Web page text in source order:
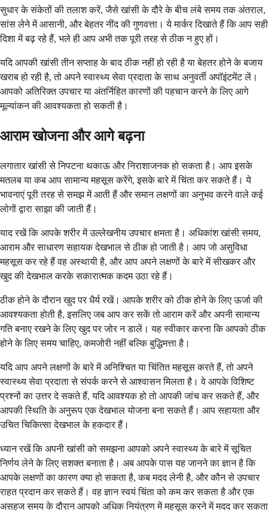
सुधार के संकेतों की तलाश करें, जैसे खांसी के दौरे के बीच लंबे समय तक अंतराल,
सांस लेने में आसानी, और बेहतर नींद की गुणवत्ता। ये मार्कर दिखाते हैं कि आप सही
दिशा में बढ़ रहे हैं, भले ही आप अभी तक पूरी तरह से ठीक न हुए हों।
यदि आपकी खांसी तीन सप्ताह के बाद ठीक नहीं हो रही है या बेहतर होने के बजाय
खराब हो रही है, तो अपने स्वास्थ्य सेवा प्रदाता के साथ अनुवर्ती अपॉइंटमेंट लें।
आपको अतिरिक्त उपचार या अंतर्निहित कारणों की पहचान करने के लिए आगे
मूल्यांकन की आवश्यकता हो सकती है।
आराम खोजना और आगे बढ़ना
लगातार खांसी से निपटना थकाऊ और निराशाजनक हो सकता है। आप इसके
मतलब या कब आप सामान्य महसूस करेंगे, इसके बारे में चिंता कर सकते हैं। ये
भावनाएं पूरी तरह से समझ में आती हैं और समान लक्षणों का अनुभव करने वाले कई
लोगों द्वारा साझा की जाती हैं।
याद रखें कि आपके शरीर में उल्लेखनीय उपचार क्षमता है। अधिकांश खांसी समय,
आराम और साधारण सहायक देखभाल से ठीक हो जाती है। आप जो असुविधा
महसूस कर रहे हैं वह अस्थायी है, और आप अपने लक्षणों के बारे में सीखकर और
खुद की देखभाल करके सकारात्मक कदम उठा रहे हैं।
ठीक होने के दौरान खुद पर धैर्य रखें। आपके शरीर को ठीक होने के लिए ऊर्जा की
आवश्यकता होती है, इसलिए जब आप कर सकें तो आराम करें और अपनी सामान्य
गति बनाए रखने के लिए खुद पर जोर न डालें। यह स्वीकार करना कि आपको ठीक
होने के लिए समय चाहिए, कमजोरी नहीं बल्कि बुद्धिमत्ता है।
यदि आप अपने लक्षणों के बारे में अनिश्चित या चिंतित महसूस करते हैं, तो अपने
स्वास्थ्य सेवा प्रदाता से संपर्क करने से आश्वासन मिलता है। वे आपके विशिष्ट
प्रश्नों का उत्तर दे सकते हैं, यदि आवश्यक हो तो आपकी जांच कर सकते हैं, और
आपकी स्थिति के अनुरूप एक देखभाल योजना बना सकते हैं। आप सहायता और
उचित चिकित्सा देखभाल के हकदार हैं।
ध्यान रखें कि अपनी खांसी को समझना आपको अपने स्वास्थ्य के बारे में सूचित
निर्णय लेने के लिए सशक्त बनाता है। अब आपके पास यह जानने का ज्ञान है कि
आपके लक्षणों का कारण क्या हो सकता है, कब मदद लेनी है, और कौन से उपचार
राहत प्रदान कर सकते हैं। वह ज्ञान स्वयं चिंता को कम कर सकता है और एक
असहज समय के दौरान आपको अधिक नियंत्रण में महसूस करने में मदद कर सकता